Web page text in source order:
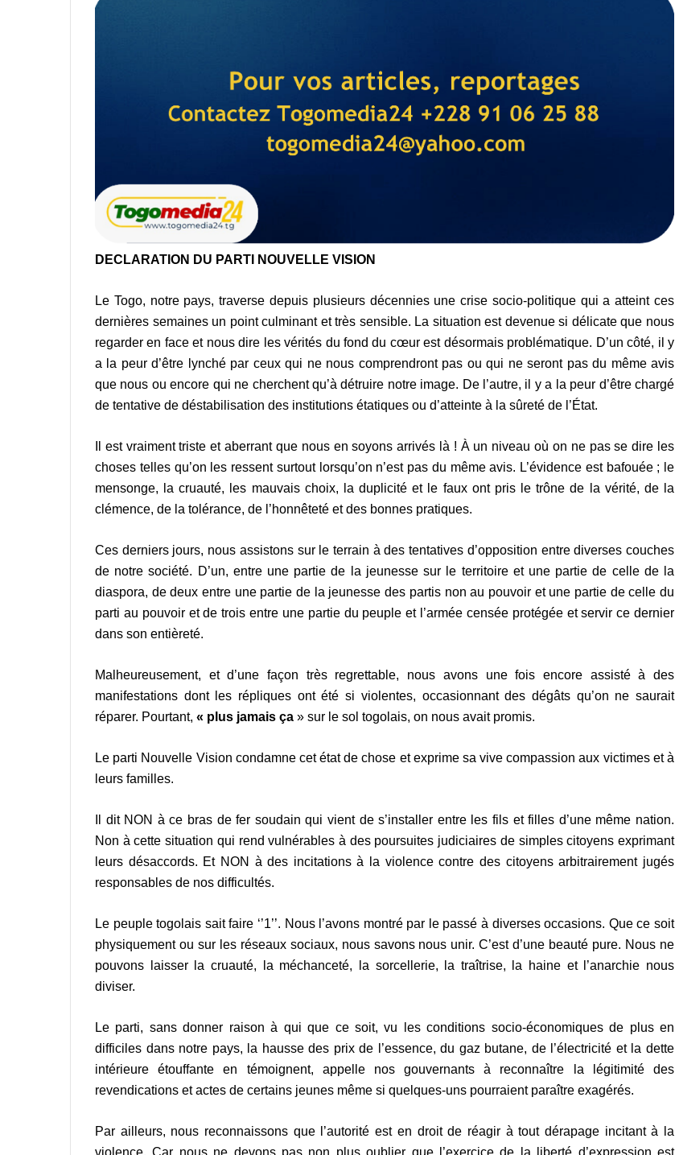
DECLARATION DU PARTI NOUVELLE VISION
Le Togo, notre pays, traverse depuis plusieurs décennies une crise socio-politique qui a atteint ces
dernières semaines un point culminant et très sensible. La situation est devenue si délicate que nous
regarder en face et nous dire les vérités du fond du cœur est désormais problématique. D’un côté, il y
a la peur d’être lynché par ceux qui ne nous comprendront pas ou qui ne seront pas du même avis
que nous ou encore qui ne cherchent qu’à détruire notre image. De l’autre, il y a la peur d’être chargé
de tentative de déstabilisation des institutions étatiques ou d’atteinte à la sûreté de l’État.
Il est vraiment triste et aberrant que nous en soyons arrivés là ! À un niveau où on ne pas se dire les
choses telles qu’on les ressent surtout lorsqu’on n’est pas du même avis. L’évidence est bafouée ; le
mensonge, la cruauté, les mauvais choix, la duplicité et le faux ont pris le trône de la vérité, de la
clémence, de la tolérance, de l’honnêteté et des bonnes pratiques.
Ces derniers jours, nous assistons sur le terrain à des tentatives d’opposition entre diverses couches
de notre société. D’un, entre une partie de la jeunesse sur le territoire et une partie de celle de la
diaspora, de deux entre une partie de la jeunesse des partis non au pouvoir et une partie de celle du
parti au pouvoir et de trois entre une partie du peuple et l’armée censée protégée et servir ce dernier
dans son entièreté.
Malheureusement, et d’une façon très regrettable, nous avons une fois encore assisté à des
manifestations dont les répliques ont été si violentes, occasionnant des dégâts qu’on ne saurait
réparer. Pourtant, « plus jamais ça » sur le sol togolais, on nous avait promis.
Le parti Nouvelle Vision condamne cet état de chose et exprime sa vive compassion aux victimes et à
leurs familles.
Il dit NON à ce bras de fer soudain qui vient de s’installer entre les fils et filles d’une même nation.
Non à cette situation qui rend vulnérables à des poursuites judiciaires de simples citoyens exprimant
leurs désaccords. Et NON à des incitations à la violence contre des citoyens arbitrairement jugés
responsables de nos difficultés.
Le peuple togolais sait faire ‘’1’’. Nous l’avons montré par le passé à diverses occasions. Que ce soit
physiquement ou sur les réseaux sociaux, nous savons nous unir. C’est d’une beauté pure. Nous ne
pouvons laisser la cruauté, la méchanceté, la sorcellerie, la traîtrise, la haine et l’anarchie nous
diviser.
Le parti, sans donner raison à qui que ce soit, vu les conditions socio-économiques de plus en
difficiles dans notre pays, la hausse des prix de l’essence, du gaz butane, de l’électricité et la dette
intérieure étouffante en témoignent, appelle nos gouvernants à reconnaître la légitimité des
revendications et actes de certains jeunes même si quelques-uns pourraient paraître exagérés.
Par ailleurs, nous reconnaissons que l’autorité est en droit de réagir à tout dérapage incitant à la
violence. Car nous ne devons pas non plus oublier que l’exercice de la liberté d’expression est